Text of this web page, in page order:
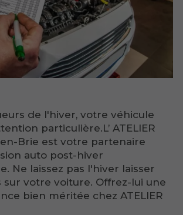
de l'hiver, votre véhicule
particulière.L’ ATELIER
en-Brie est votre partenaire
auto post-hiver
Ne laissez pas l'hiver laisser
sur votre voiture. Offrez-lui une
bien méritée chez ATELIER